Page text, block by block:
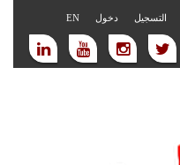
التسجيل دخول EN